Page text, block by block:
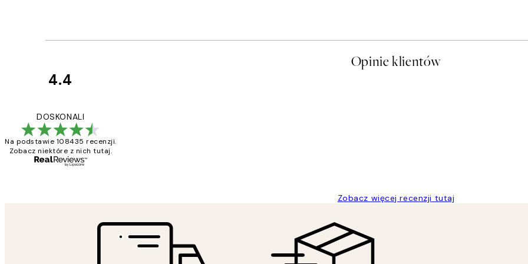
Opinie klientów
4.4
DOSKONALI
Na podstawie 108435 recenzji.
Zobacz niektóre z nich tutaj.
Zobacz więcej recenzji tutaj